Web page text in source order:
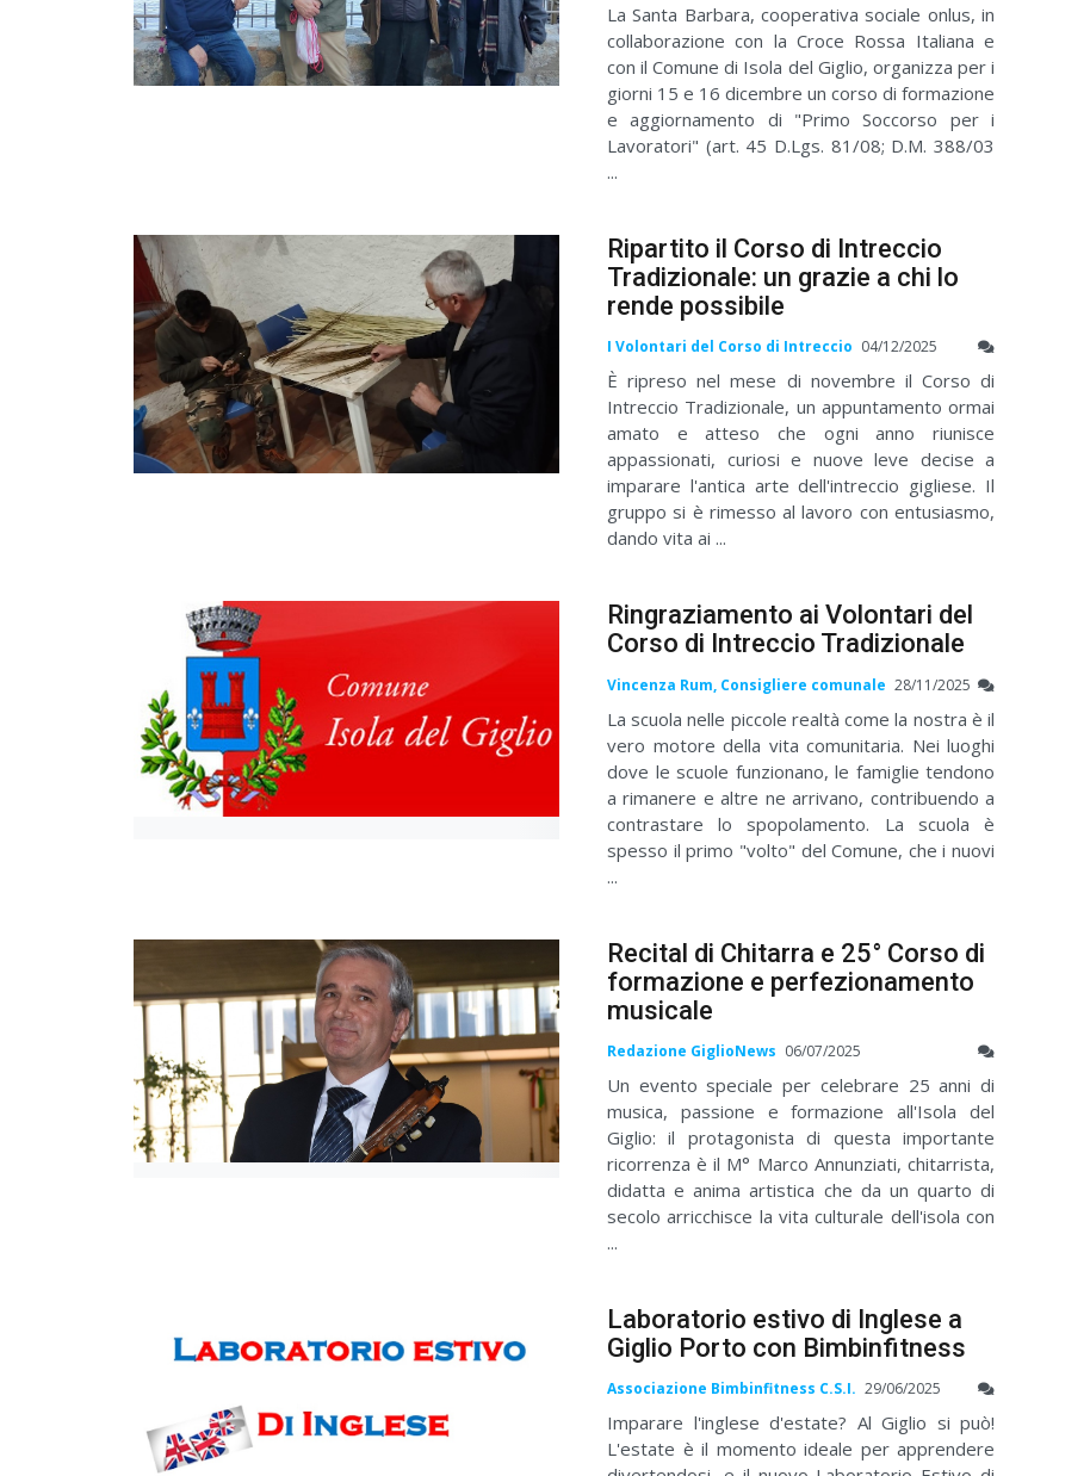
La Santa Barbara, cooperativa sociale onlus, in
collaborazione con la Croce Rossa Italiana e
con il Comune di Isola del Giglio, organizza per i
giorni 15 e 16 dicembre un corso di formazione
e aggiornamento di "Primo Soccorso per i
Lavoratori" (art. 45 D.Lgs. 81/08; D.M. 388/03
...
Ripartito il Corso di Intreccio
Tradizionale: un grazie a chi lo
rende possibile
I Volontari del Corso di Intreccio 04/12/2025
È ripreso nel mese di novembre il Corso di
Intreccio Tradizionale, un appuntamento ormai
amato e atteso che ogni anno riunisce
appassionati, curiosi e nuove leve decise a
imparare l'antica arte dell'intreccio gigliese. Il
gruppo si è rimesso al lavoro con entusiasmo,
dando vita ai ...
Ringraziamento ai Volontari del
Corso di Intreccio Tradizionale
Vincenza Rum, Consigliere comunale 28/11/2025
La scuola nelle piccole realtà come la nostra è il
vero motore della vita comunitaria. Nei luoghi
dove le scuole funzionano, le famiglie tendono
a rimanere e altre ne arrivano, contribuendo a
contrastare lo spopolamento. La scuola è
spesso il primo "volto" del Comune, che i nuovi
...
Recital di Chitarra e 25° Corso di
formazione e perfezionamento
musicale
Redazione GiglioNews 06/07/2025
Un evento speciale per celebrare 25 anni di
musica, passione e formazione all'Isola del
Giglio: il protagonista di questa importante
ricorrenza è il M° Marco Annunziati, chitarrista,
didatta e anima artistica che da un quarto di
secolo arricchisce la vita culturale dell'isola con
...
Laboratorio estivo di Inglese a
Giglio Porto con Bimbinfitness
Associazione Bimbinfitness C.S.I. 29/06/2025
Imparare l'inglese d'estate? Al Giglio si può!
L'estate è il momento ideale per apprendere